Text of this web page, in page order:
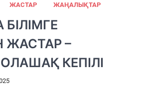
ЖАСТАР ЖАҢАЛЫҚТАР
ЖАСТАР –
КЕПІЛІ